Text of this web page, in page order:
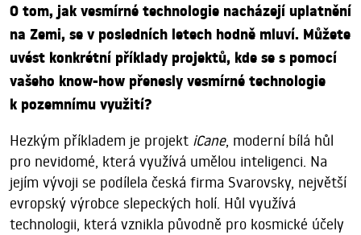
O tom, jak vesmírné technologie nacházejí uplatnění
na Zemi, se v posledních letech hodně mluví. Můžete
uvést konkrétní příklady projektů, kde se s pomocí
vašeho know-how přenesly vesmírné technologie
k pozemnímu využití?
Hezkým příkladem je projekt iCane, moderní bílá hůl
pro nevidomé, která využívá umělou inteligenci. Na
jejím vývoji se podílela česká firma Svarovsky, největší
evropský výrobce slepeckých holí. Hůl využívá
technologii, která vznikla původně pro kosmické účely